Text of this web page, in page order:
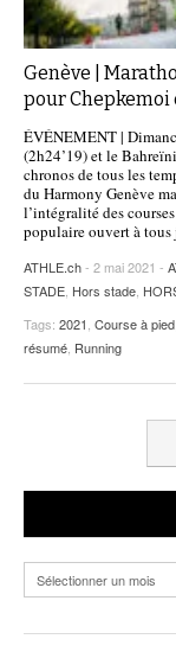
Genève |
pour Chepkemoi
ÉVÉNEMENT |
(2h24’19) et le
chronos de tous les
du Harmony Genève
l’intégralité des
populaire ouvert à tous
ATHLE.ch- 2 mai 2021 -
STADE Hors stade
Tags: 2021 Course à pied
résumé Running
Archives